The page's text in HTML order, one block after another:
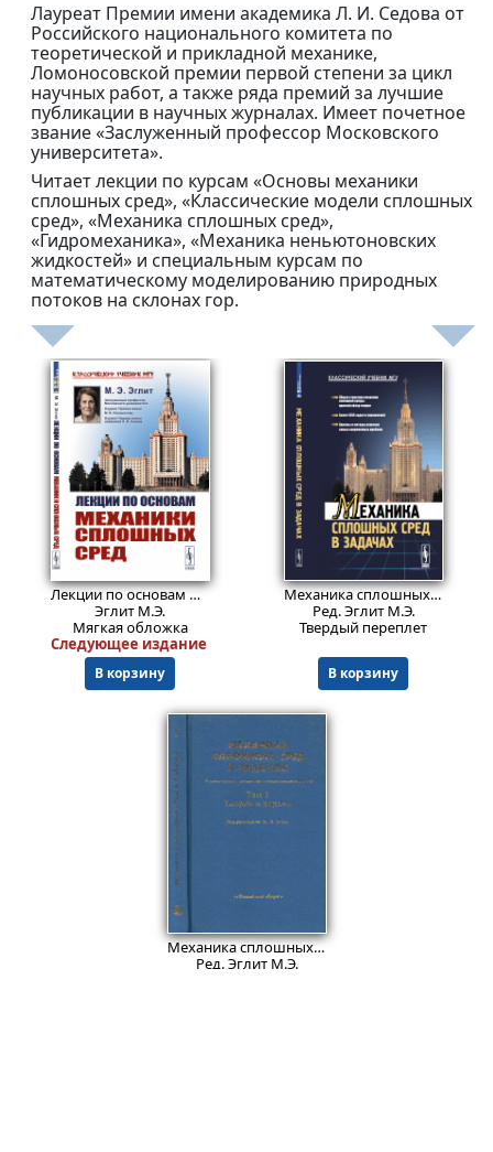
Лауреат Премии имени академика Л. И. Седова от
Российского национального комитета по
теоретической и прикладной механике,
Ломоносовской премии первой степени за цикл
научных работ, а также ряда премий за лучшие
публикации в научных журналах. Имеет почетное
звание «Заслуженный профессор Московского
университета».
Читает лекции по курсам «Основы механики
сплошных сред», «Классические модели сплошных
сред», «Механика сплошных сред»,
«Гидромеханика», «Механика неньютоновских
жидкостей» и специальным курсам по
математическому моделированию природных
потоков на склонах гор.
799
Лекции по основам механики сплошных сред.
Изд. 6, испр.
Эглит М.Э.
Мягкая обложка
Следующее издание 2025г. в твёрдом переплёте —
В корзину
1999₽
Механика сплошных сред в задачах. Более 1000 задач и упражнений.
Ред. Эглит М.Э.
Твердый переплет
В корзину
1399
Механика сплошных сред в задачах. Теория и задачи. Ответы и решения.
Ред. Эглит М.Э.